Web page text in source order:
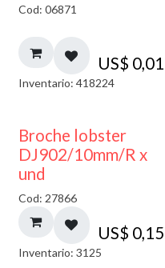
Cod: 06871
US$ 0,01
Inventario: 418224
Broche lobster
DJ902/10mm/R x
und
Cod: 27866
US$ 0,15
Inventario: 3125